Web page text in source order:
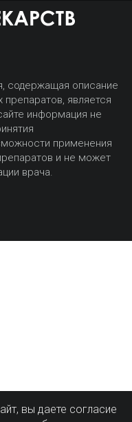
содержащая описание
является
информация не
применения
и не может
врача.
вы даете согласие